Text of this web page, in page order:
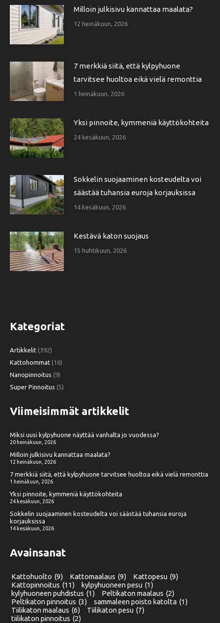
Milloin julkisivu kannattaa maalata?
12 heinäkuun, 2026
7 merkkiä siitä, että kylpyhuone
tarvitsee huoltoa eikä vielä remonttia
1 heinäkuun, 2026
Yksi pinnoite, kymmeniä käyttökohteita
24 kesäkuun, 2026
Sokkelin suojaaminen kosteudelta voi
säästää tuhansia euroja korjauksissa
14 kesäkuun, 2026
Kestävä katon suojaus
15 huhtikuun, 2026
Kategoriat
Artikkelit (392)
Kattohommat (16)
Nanopinnoitus (9)
Super Pinnoitus (5)
Viimeisimmät artikkelit
Miksi uusi kylpyhuone näyttää vanhalta jo vuodessa?
20 heinäkuun, 2026
Milloin julkisivu kannattaa maalata?
12 heinäkuun, 2026
7 merkkiä siitä, että kylpyhuone tarvitsee huoltoa eikä vielä remonttia
1 heinäkuun, 2026
Yksi pinnoite, kymmeniä käyttökohteita
24 kesäkuun, 2026
Sokkelin suojaaminen kosteudelta voi säästää tuhansia euroja
korjauksissa
14 kesäkuun, 2026
Avainsanat
Kattohuolto (9) Kattomaalaus (9) Kattopesu (9)
Kattopinnoitus (11) kylpyhuoneen pesu (1)
kylyhuoneen puhdistus (1) Peltikaton maalaus (2)
Peltikaton pinnoitus (3) sammaleen poisto katolta (1)
Tiilikaton maalaus (6) Tiilikaton pesu (7)
tiilikaton pinnoitus (2)